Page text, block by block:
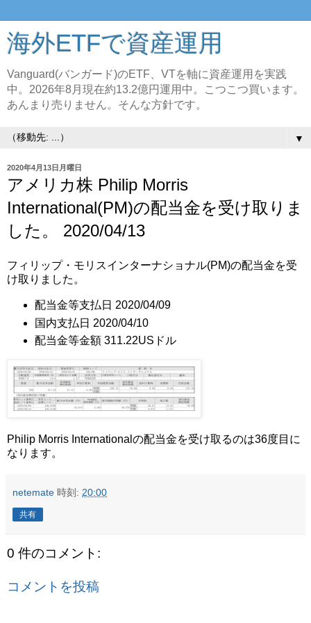
海外ETFで資産運用
Vanguard(バンガード)のETF、VTを軸に資産運用を実践
中。2026年8月現在約13.2億円運用中。こつこつ買います。
あんまり売りません。そんな方針です。
▼
2020年4月13日月曜日
アメリカ株 Philip Morris
International(PM)の配当金を受け取りま
した。 2020/04/13
フィリップ・モリスインターナショナル(PM)の配当金を受
け取りました。
配当金等支払日 2020/04/09
国内支払日 2020/04/10
配当金等金額 311.22USドル
Philip Morris Internationalの配当金を受け取るのは36度目に
なります。
netemate 時刻: 20:00
共有
0 件のコメント:
コメントを投稿